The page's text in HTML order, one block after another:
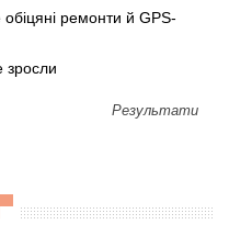
ремонти й GPS-
зросли
Результати